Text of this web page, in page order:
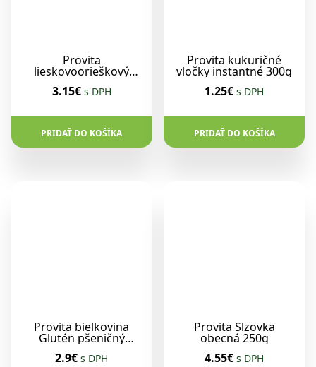
Provita
lieskovoorieškový
220g
3.15€ s DPH
PRIDAŤ DO KOŠÍKA
Provita kukuričné
vločky instantné 300g
1.25€ s DPH
PRIDAŤ DO KOŠÍKA
Provita bielkovina
Glutén pšeničný
2.9€ s DPH
Provita Slzovka
obecná 250g
4.55€ s DPH